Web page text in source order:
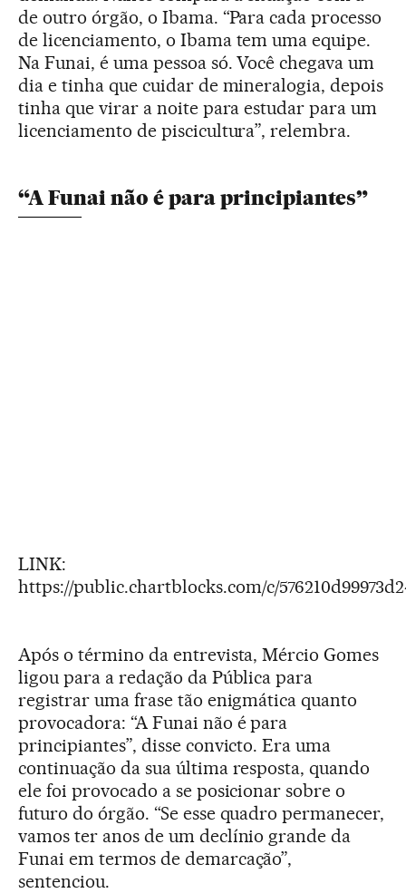
de outro órgão, o Ibama. “Para cada processo
de licenciamento, o Ibama tem uma equipe.
Na Funai, é uma pessoa só. Você chegava um
dia e tinha que cuidar de mineralogia, depois
tinha que virar a noite para estudar para um
licenciamento de piscicultura”, relembra.
“A Funai não é para principiantes”
LINK:
https://public.chartblocks.com/c/
Após o término da entrevista, Mércio Gomes
ligou para a redação da Pública para
registrar uma frase tão enigmática quanto
provocadora: “A Funai não é para
principiantes”, disse convicto. Era uma
continuação da sua última resposta, quando
ele foi provocado a se posicionar sobre o
futuro do órgão. “Se esse quadro permanecer,
vamos ter anos de um declínio grande da
Funai em termos de demarcação”,
sentenciou.